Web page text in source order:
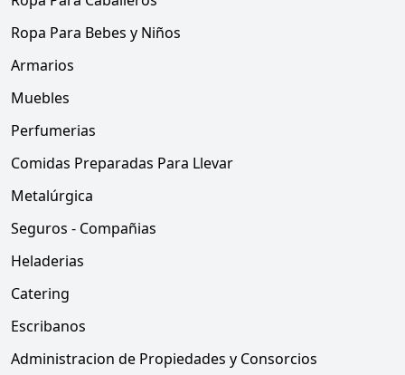
Ropa Para Bebes y Niños
Armarios
Muebles
Perfumerias
Comidas Preparadas Para Llevar
Metalúrgica
Seguros - Compañias
Heladerias
Catering
Escribanos
Administracion de Propiedades y Consorcios